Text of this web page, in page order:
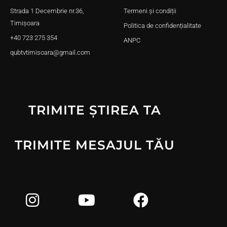
Strada 1 Decembrie nr.36,
Timișoara
+40 723 275 354
qubtvtimisoara@gmail.com
Termeni și condiții
Politica de confidențialitate
ANPC
TRIMITE ȘTIREA TA
TRIMITE MESAJUL TĂU